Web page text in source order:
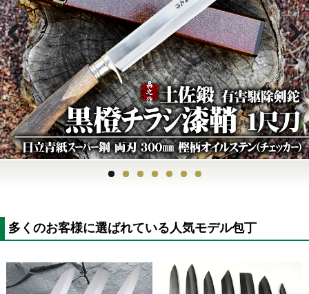
Previous Next
多くのお客様に選ばれている人気モデル包丁